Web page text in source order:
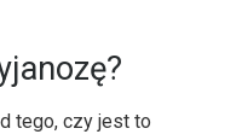
tego, czy jest to